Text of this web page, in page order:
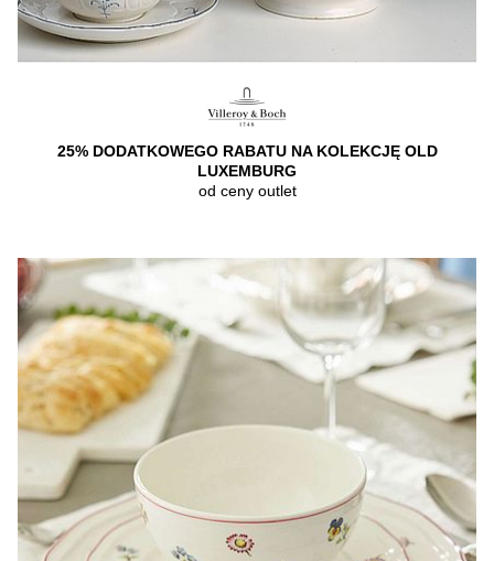
25% DODATKOWEGO RABATU NA KOLEKCJĘ OLD
LUXEMBURG
od ceny outlet